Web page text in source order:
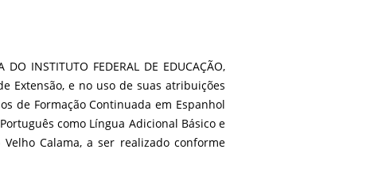
DO INSTITUTO FEDERAL DE EDUCAÇÃO,
Extensão, e no uso de suas atribuições
de Formação Continuada em Espanhol
como Língua Adicional Básico e
Calama, a ser realizado conforme